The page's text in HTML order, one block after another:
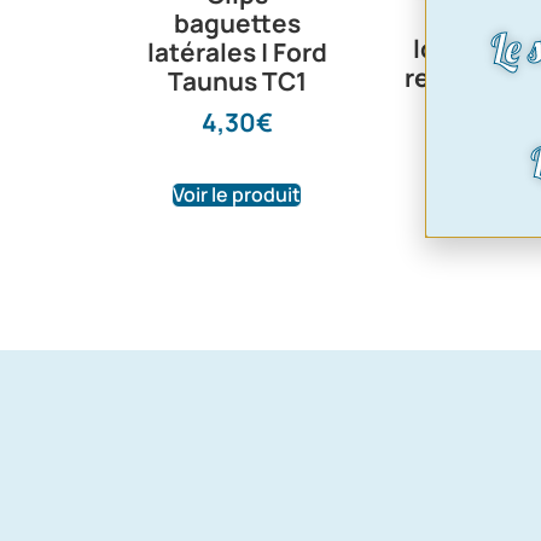
baguettes
latérales | Ford
Taunus TC1
4,30€
Voir le produit
loquet de
Voir le
Le